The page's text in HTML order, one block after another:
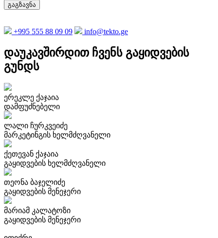
გაგზავნა
+995 555 88 09 09 info@tekto.ge
დაუკავშირდით ჩვენს გაყიდვების
გუნდს
ერეკლე ქაჯაია
დამფუძნებელი
ლალი ჩურკვეიძე
მარკეტინგის ხელმძღვანელი
ქეთევან ქაჯაია
გაყიდვების ხელმძღვანელი
თეონა ბაჯელიძე
გაყიდვების მენეჯერი
მარიამ კალატოზი
გაყიდვების მენეჯერი